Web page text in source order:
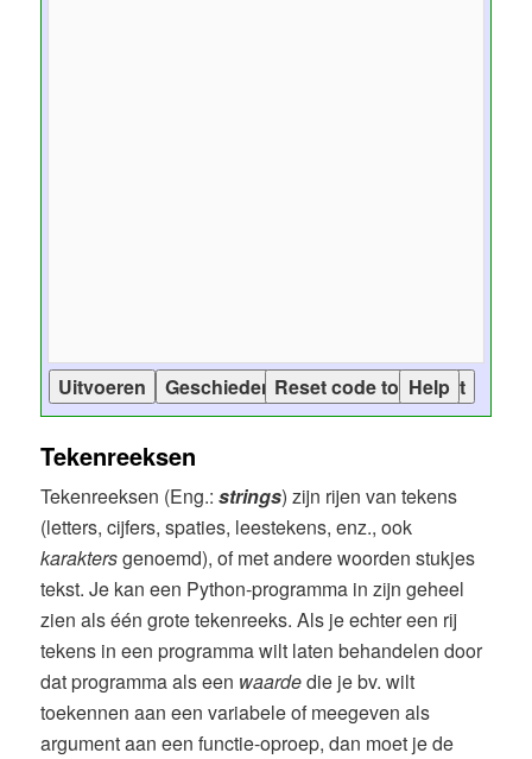
Tekenreeksen
Tekenreeksen (Eng.:strings) zijn rijen van tekens
(letters, cijfers, spaties, leestekens, enz., ook
karaktersgenoemd), of met andere woorden stukjes
tekst. Je kan een Python-programma in zijn geheel
zien als één grote tekenreeks. Als je echter een rij
tekens in een programma wilt laten behandelen door
dat programma als een waardedie je bv. wilt
toekennen aan een variabele of meegeven als
argument aan een functie-oproep, dan moet je de